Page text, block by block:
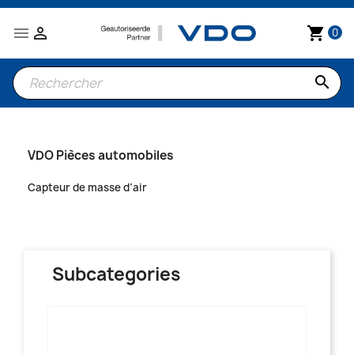
 shopping_cart 0

search
VDO Pièces automobiles
Capteur de masse d’air
Subcategories